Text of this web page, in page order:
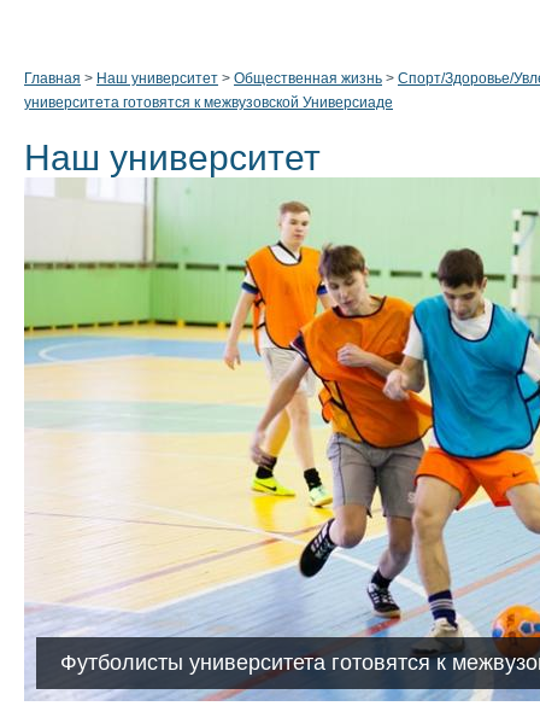
Главная > Наш университет > Общественная жизнь > Спорт/Здоровье/
университета готовятся к межвузовской Универсиаде
Наш университет
Футболисты университета готовятся к